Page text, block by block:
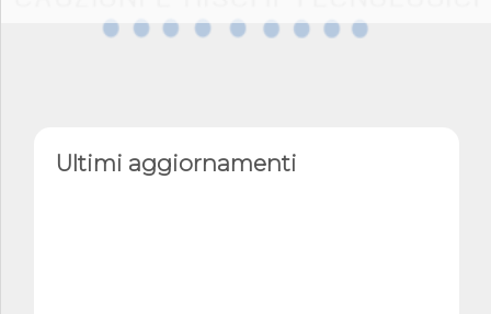
Ultimi aggiornamenti